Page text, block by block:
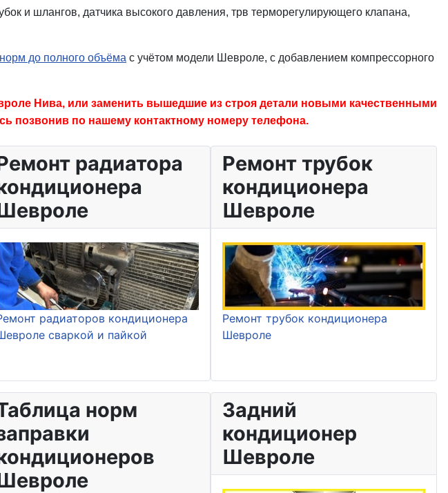
и шлангов, датчика высокого давления, трв терморегулирующего клапана,
до полного объёма с учётом модели Шевроле, с добавлением компрессорного
Нива, или заменить вышедшие из строя детали новыми качественными
позвонив по нашему контактному номеру телефона.
радиатора
радиаторов кондиционера
сваркой и пайкой
Ремонт трубок
кондиционера
Шевроле
Ремонт трубок кондиционера
Шевроле
норм
Задний
кондиционер
Шевроле